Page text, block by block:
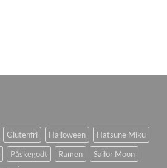
Glutenfri Halloween
Hatsune Miku
Påskegodt Ramen
Sailor Moon